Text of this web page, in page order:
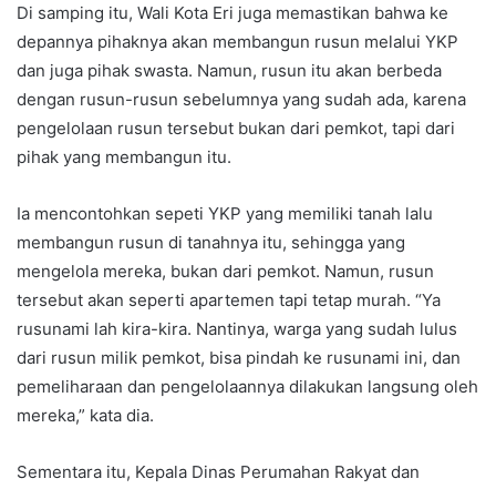
Di samping itu, Wali Kota Eri juga memastikan bahwa ke
depannya pihaknya akan membangun rusun melalui YKP
dan juga pihak swasta. Namun, rusun itu akan berbeda
dengan rusun-rusun sebelumnya yang sudah ada, karena
pengelolaan rusun tersebut bukan dari pemkot, tapi dari
pihak yang membangun itu.
Ia mencontohkan sepeti YKP yang memiliki tanah lalu
membangun rusun di tanahnya itu, sehingga yang
mengelola mereka, bukan dari pemkot. Namun, rusun
tersebut akan seperti apartemen tapi tetap murah. “Ya
rusunami lah kira-kira. Nantinya, warga yang sudah lulus
dari rusun milik pemkot, bisa pindah ke rusunami ini, dan
pemeliharaan dan pengelolaannya dilakukan langsung oleh
mereka,” kata dia.
Sementara itu, Kepala Dinas Perumahan Rakyat dan